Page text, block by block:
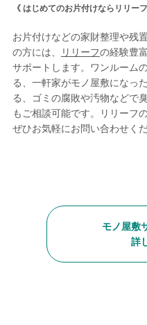
《 はじめてのお片付けならリリーフ
お片付けなどの家財整理や残
の方には、
リリーフの経験豊
サポートします。ワンルーム
る、一軒家がモノ屋敷になっ
る、ゴミの腐敗や汚物などで
もご相談可能です。リリーフ
ぜひお気軽にお問い合わせくだ
モノ屋敷
詳